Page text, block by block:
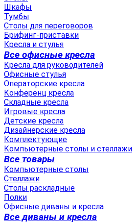
Шкафы
Тумбы
Столы для переговоров
Брифинг-приставки
Кресла и стулья
Все офисные кресла
Кресла для руководителей
Офисные стулья
Операторские кресла
Конференц кресла
Складные кресла
Игровые кресла
Детские кресла
Дизайнерские кресла
Комплектующие
Компьютерные столы и стеллажи
Все товары
Компьютерные столы
Стеллажи
Столы раскладные
Полки
Офисные диваны и кресла
Все диваны и кресла